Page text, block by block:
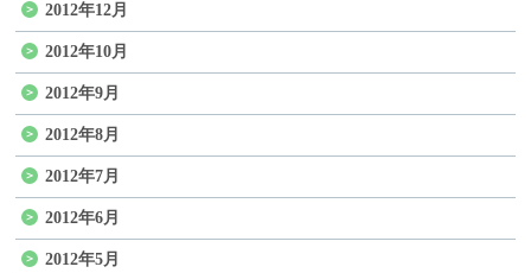
2012年12月
2012年10月
2012年9月
2012年8月
2012年7月
2012年6月
2012年5月